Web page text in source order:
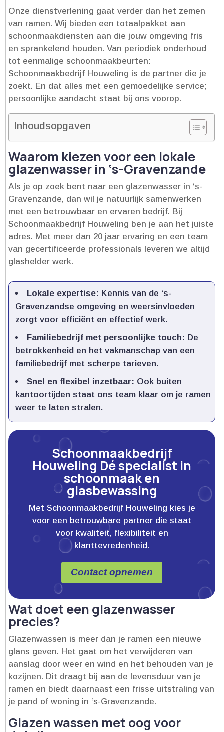
Onze dienstverlening gaat verder dan het zemen
van ramen.​ Wij bieden een totaalpakket aan
schoonmaakdiensten aan die jouw omgeving fris
en sprankelend houden.​ Van periodiek onderhoud
tot eenmalige schoonmaakbeurten:
Schoonmaakbedrijf Houweling is de partner die je
zoekt.​ En dat alles met een gemoedelijke service;
persoonlijke aandacht staat bij ons voorop.​
Inhoudsopgaven
Waarom kiezen voor een lokale
glazenwasser in ‘s-Gravenzande
Als je op zoek bent naar een glazenwasser in ‘s-
Gravenzande, dan wil je natuurlijk samenwerken
met een betrouwbaar en ervaren bedrijf.​ Bij
Schoonmaakbedrijf Houweling ben je aan het juiste
adres.​ Met meer dan 20 jaar ervaring en een team
van gecertificeerde professionals leveren we altijd
glashelder werk.​
Lokale expertise: Kennis van de ‘s-
Gravenzandse omgeving en weersinvloeden
zorgt voor efficiënt en effectief werk.​
Familiebedrijf met persoonlijke touch: De
betrokkenheid en het vakmanschap van een
familiebedrijf met scherpe tarieven.​
Snel en flexibel inzetbaar: Ook buiten
kantoortijden staat ons team klaar om je ramen
weer te laten stralen.​
Schoonmaakbedrijf
Houweling Dé specialist in
schoonmaak en
glasbewassing
Met Schoonmaakbedrijf Houweling kies je
voor een betrouwbare partner die staat
voor kwaliteit, flexibiliteit en
klanttevredenheid.
Contact opnemen
Wat doet een glazenwasser
precies?
Glazenwassen is meer dan je ramen een nieuwe
glans geven.​ Het gaat om het verwijderen van
aanslag door weer en wind en het behouden van je
kozijnen.​ Dit draagt bij aan de levensduur van je
ramen en biedt daarnaast een frisse uitstraling van
je pand of woning in ‘s-Gravenzande.​
Glazen wassen met oog voor